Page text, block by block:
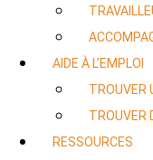
AIDE À L’EMPLOI
TROUVER
TROUVER
RESSOURCES